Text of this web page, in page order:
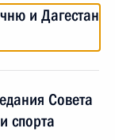
и Дагестан
Совета
спорта